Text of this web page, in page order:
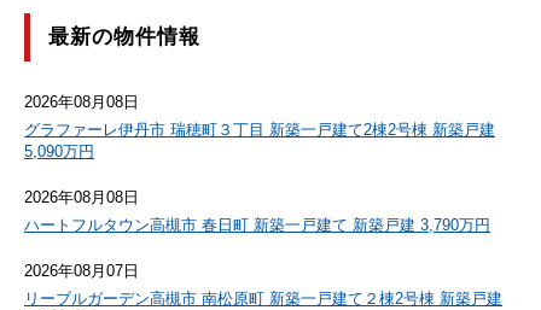
最新の物件情報
2026年08月08日
グラファーレ伊丹市 瑞穂町３丁目 新築一戸建て2棟2号棟 新築戸建
5,090万円
2026年08月08日
ハートフルタウン高槻市 春日町 新築一戸建て 新築戸建 3,790万円
2026年08月07日
リーブルガーデン高槻市 南松原町 新築一戸建て２棟2号棟 新築戸建